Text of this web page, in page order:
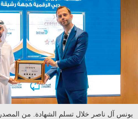
يونس آل ناصر خلال تسلم الشهادة. من المصدر